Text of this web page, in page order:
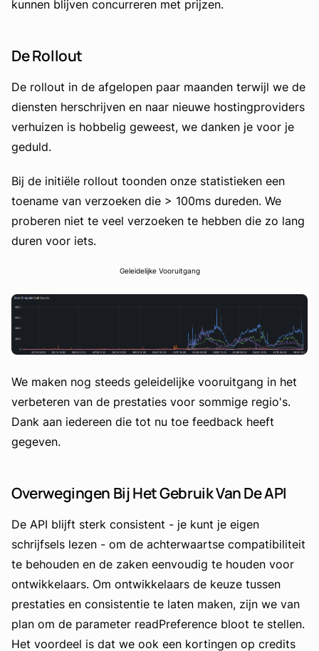
kunnen blijven concurreren met prijzen.
De Rollout
De rollout in de afgelopen paar maanden terwijl we de
diensten herschrijven en naar nieuwe hostingproviders
verhuizen is hobbelig geweest, we danken je voor je
geduld.
Bij de initiële rollout toonden onze statistieken een
toename van verzoeken die > 100ms dureden. We
proberen niet te veel verzoeken te hebben die zo lang
duren voor iets.
Geleidelijke Vooruitgang
We maken nog steeds geleidelijke vooruitgang in het
verbeteren van de prestaties voor sommige regio's.
Dank aan iedereen die tot nu toe feedback heeft
gegeven.
Overwegingen Bij Het Gebruik Van De API
De API blijft sterk consistent - je kunt je eigen
schrijfsels lezen - om de achterwaartse compatibiliteit
te behouden en de zaken eenvoudig te houden voor
ontwikkelaars. Om ontwikkelaars de keuze tussen
prestaties en consistentie te laten maken, zijn we van
plan om de parameter readPreference bloot te stellen.
Het voordeel is dat we ook een kortingen op credits